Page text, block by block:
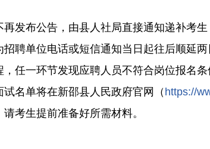
再发布公告，由县人社局直接通知递补考
聘单位电话或短信通知当日起往后顺延两
，任一环节发现应聘人员不符合岗位报名
试名单将在新邵县人民政府官网（ https://
考生提前准备好所需材料。